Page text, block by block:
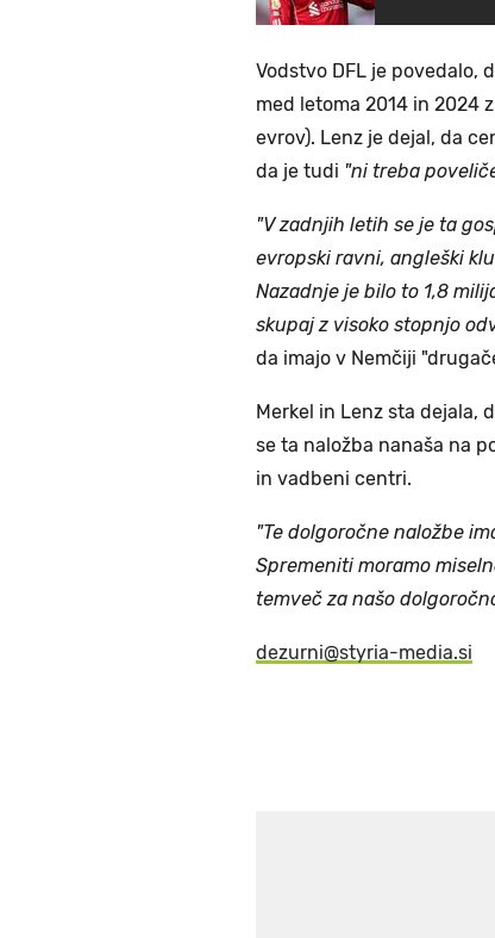
Vodstvo DFL je povedalo,
med letoma 2014 in 2024
evrov). Lenz je dejal, da
da je tudi "ni treba
"V zadnjih letih se je ta
evropski ravni, angleški
Nazadnje je bilo to 1,8
skupaj z visoko stopnjo
da imajo v Nemčiji
Merkel in Lenz sta dejala,
se ta naložba nanaša na
in vadbeni centri.
"Te dolgoročne naložbe
Spremeniti moramo
temveč za našo
dezurni@styria-media.si